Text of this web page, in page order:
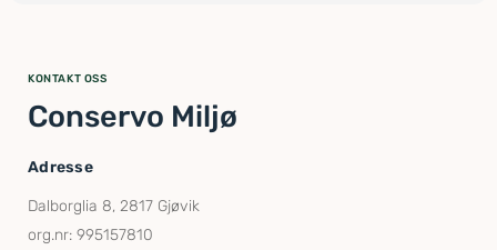
KONTAKT OSS
Conservo Miljø
Adresse
Dalborglia 8, 2817 Gjøvik
org.nr: 995157810